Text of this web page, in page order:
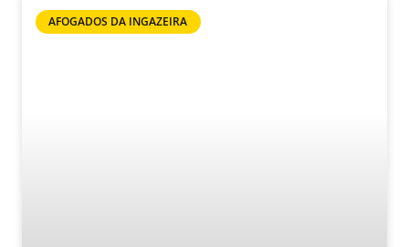
AFOGADOS DA INGAZEIRA